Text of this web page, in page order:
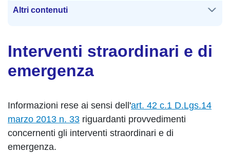
Interventi straordinari e di
emergenza
Informazioni rese ai sensi dell'art. 42 c.1 D.Lgs.14
marzo 2013 n. 33 riguardanti provvedimenti
concernenti gli interventi straordinari e di
emergenza.
Altri contenuti